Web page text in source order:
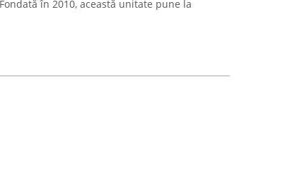
în 2010, această unitate pune la